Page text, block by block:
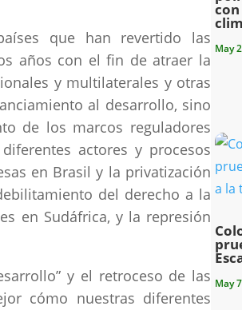
que han revertido las
años con el fin de atraer la
y multilaterales y otras
al desarrollo, sino
de los marcos reguladores
actores y procesos
en Brasil y la privatización
del derecho a la
en Sudáfrica, y la represión
y el retroceso de las
cómo nuestras diferentes
May
May